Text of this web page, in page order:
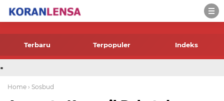
-->
Terbaru Terpopuler Indeks
.
Home › Sosbud